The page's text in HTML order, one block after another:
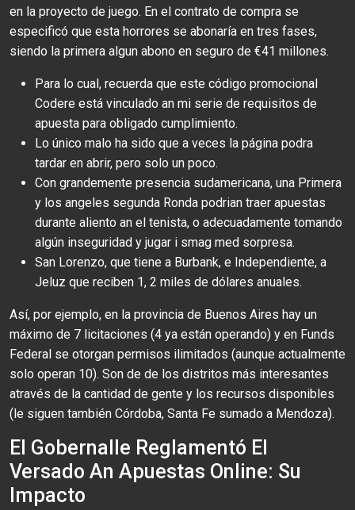
en la proyecto de juego. En el contrato de compra se
especificó que esta horrores se abonaría en tres fases,
siendo la primera algun abono en seguro de €41 millones.
Para lo cual, recuerda que este código promocional
Codere está vinculado an mi serie de requisitos de
apuesta para obligado cumplimiento.
Lo único malo ha sido que a veces la página podra
tardar en abrir, pero solo un poco.
Con grandemente presencia sudamericana, una Primera
y los angeles segunda Ronda podrian traer apuestas
durante aliento an el tenista, o adecuadamente tomando
algún inseguridad y jugar i smag med sorpresa.
San Lorenzo, que tiene a Burbank, e Independiente, a
Jeluz que reciben 1, 2 miles de dólares anuales.
Así, por ejemplo, en la provincia de Buenos Aires hay un
máximo de 7 licitaciones (4 ya están operando) y en Funds
Federal se otorgan permisos ilimitados (aunque actualmente
solo operan 10). Son de de los distritos más interesantes
através de la cantidad de gente y los recursos disponibles
(le siguen también Córdoba, Santa Fe sumado a Mendoza).
El Gobernalle Reglamentó El
Versado An Apuestas Online: Su
Impacto